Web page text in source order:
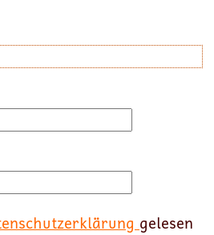
gelesen